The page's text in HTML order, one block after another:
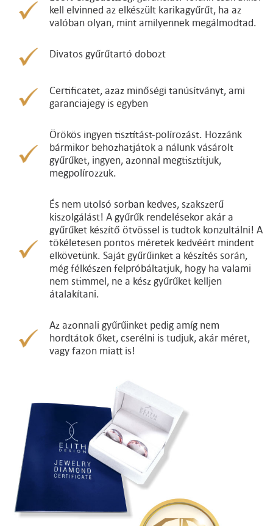
kell elvinned az elkészült karikagyűrűt, ha az
valóban olyan, mint amilyennek megálmodtad.
Divatos gyűrűtartó dobozt
Certificatet, azaz minőségi tanúsítványt, ami
garanciajegy is egyben
Örökös ingyen tisztítást-polírozást. Hozzánk
bármikor behozhatjátok a nálunk vásárolt
gyűrűket, ingyen, azonnal megtisztítjuk,
megpolírozzuk.
És nem utolsó sorban kedves, szakszerű
kiszolgálást! A gyűrűk rendelésekor akár a
gyűrűket készítő ötvössel is tudtok konzultálni! A
tökéletesen pontos méretek kedvéért mindent
elkövetünk. Saját gyűrűinket a készítés során,
még félkészen felpróbáltatjuk, hogy ha valami
nem stimmel, ne a kész gyűrűket kelljen
átalakítani.
Az azonnali gyűrűinket pedig amíg nem
hordtátok őket, cserélni is tudjuk, akár méret,
vagy fazon miatt is!